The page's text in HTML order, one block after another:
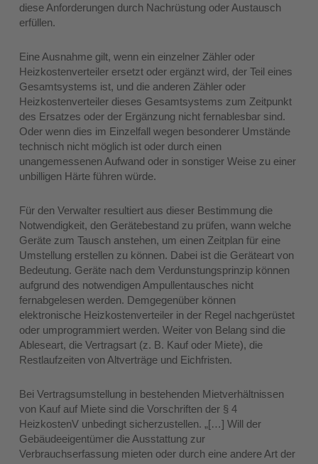
diese Anforderungen durch Nachrüstung oder Austausch
erfüllen.
Eine Ausnahme gilt, wenn ein einzelner Zähler oder
Heizkostenverteiler ersetzt oder ergänzt wird, der Teil eines
Gesamtsystems ist, und die anderen Zähler oder
Heizkostenverteiler dieses Gesamtsystems zum Zeitpunkt
des Ersatzes oder der Ergänzung nicht fernablesbar sind.
Oder wenn dies im Einzelfall wegen besonderer Umstände
technisch nicht möglich ist oder durch einen
unangemessenen Aufwand oder in sonstiger Weise zu einer
unbilligen Härte führen würde.
Für den Verwalter resultiert aus dieser Bestimmung die
Notwendigkeit, den Gerätebestand zu prüfen, wann welche
Geräte zum Tausch anstehen, um einen Zeitplan für eine
Umstellung erstellen zu können. Dabei ist die Geräteart von
Bedeutung. Geräte nach dem Verdunstungsprinzip können
aufgrund des notwendigen Ampullentausches nicht
fernabgelesen werden. Demgegenüber können
elektronische Heizkostenverteiler in der Regel nachgerüstet
oder umprogrammiert werden. Weiter von Belang sind die
Ableseart, die Vertragsart (z. B. Kauf oder Miete), die
Restlaufzeiten von Altverträge und Eichfristen.
Bei Vertragsumstellung in bestehenden Mietverhältnissen
von Kauf auf Miete sind die Vorschriften der § 4
HeizkostenV unbedingt sicherzustellen. „[…] Will der
Gebäudeeigentümer die Ausstattung zur
Verbrauchserfassung mieten oder durch eine andere Art der